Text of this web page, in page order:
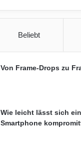
Beliebt
Von Frame-Drops zu
Wie leicht lässt sich
Smartphone